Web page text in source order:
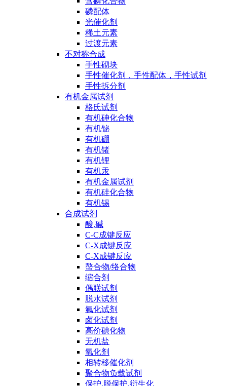
磷配体
光催化剂
稀土元素
过渡元素
不对称合成
手性砌块
手性催化剂，手性配体，手性试剂
手性拆分剂
有机金属试剂
格氏试剂
有机砷化合物
有机铋
有机硼
有机锗
有机锂
有机汞
有机金属试剂
有机硅化合物
有机锡
合成试剂
酸,碱
C-C成键反应
C-X成键反应
C-X成键反应
螯合物/络合物
缩合剂
偶联试剂
脱水试剂
氟化试剂
卤化试剂
高价碘化物
无机盐
氧化剂
相转移催化剂
聚合物负载试剂
保护,脱保护,衍生化